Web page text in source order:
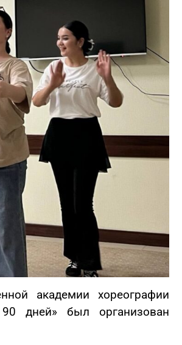
академии хореографии
дней» был организован